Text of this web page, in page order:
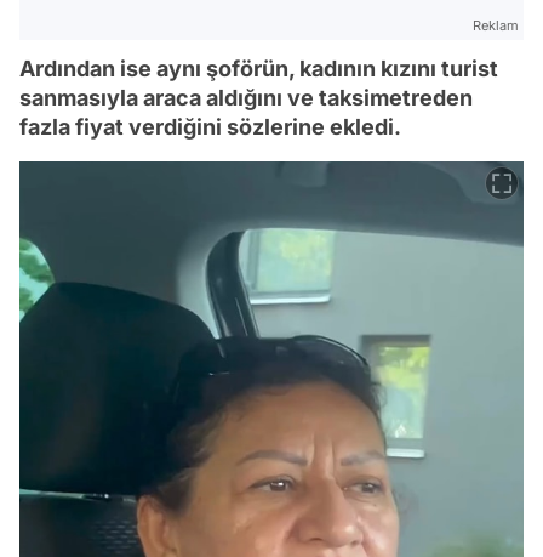
Reklam
Ardından ise aynı şoförün, kadının kızını turist
sanmasıyla araca aldığını ve taksimetreden
fazla fiyat verdiğini sözlerine ekledi.